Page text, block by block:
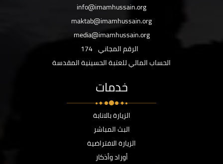
info@imamhussain.org
maktab@imamhussain.org
media@imamhussain.org
الرقم المجاني 174
الحساب المالي للعتبة الحسينية المقدسة
خدمات
الزيارة بالانابة
البث المباشر
الزيارة الافتراضية
أوراد وأذكار